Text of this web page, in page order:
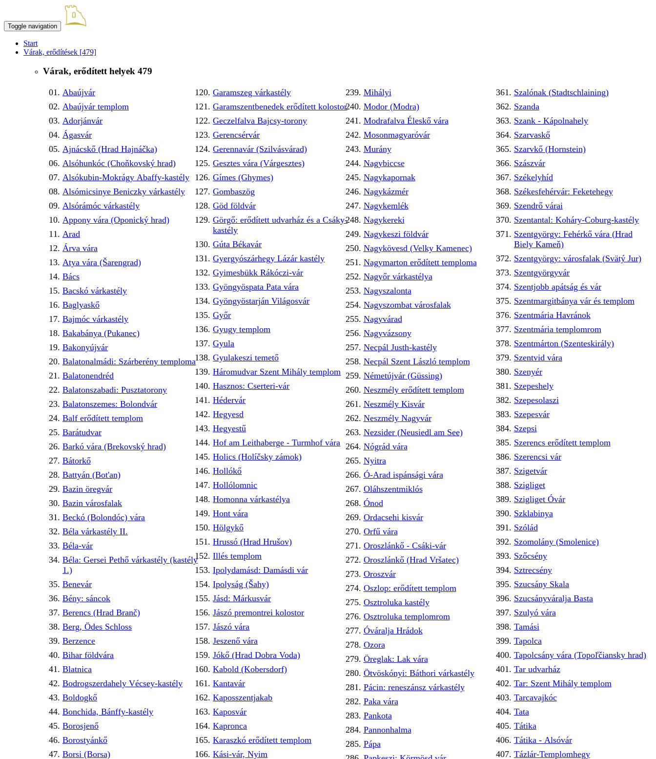
Toggle navigation
Start
Várak, erődítések [479]
Várak, erődített helyek 479
Abaújvár
Abaújvár templom
Adorjánvár
Ágasvár
Ajnácskő (Hrad Hajnáčka)
Alsóhunkóc (Choňkovský hrad)
Alsókubin-Mokrágy Abaffy-kastély
Alsómicsinye Beniczky várkastély
Alsórámóc várkastély
Appony vára (Oponický hrad)
Arad
Árva vára
Atya vára (Šarengrad)
Bács
Bacskó várkastély
Baglyaskő
Bajmóc várkastély
Bakabánya (Pukanec)
Bakonyújvár
Balatonalmádi: Szárberény temploma
Balatonendréd
Balatonszabadi: Pusztatorony
Balatonszemes: Bolondvár
Balf erődített templom
Barátudvar
Barkó vára (Brekovský hrad)
Bátorkő
Battyán (Bot'an)
Bazin öregvár
Bazin városfalak
Beckó (Bolondóc) vára
Béla várkastély II.
Béla-vár
Béla: Gersei Pethő várkastély (kastély
1.)
Benevár
Bény: sáncok
Berencs (Hrad Branč)
Berg, Ödes Schloss
Berzence
Bihar földvára
Blatnica
Bodrogszerdahely Vécsey-kastély
Boldogkő
Bonchida, Bánffy-kastély
Borosjenő
Borostyánkő
Borsi (Borsa)
Garamszeg várkastély
Garamszentbenedek erődített kolostor
Geczelfalva Bajcsy-torony
Gerencsérvár
Gerennavár (Szilvásvárad)
Gesztes vára (Várgesztes)
Gímes (Ghymes)
Gombaszög
Göd földvár
Görgő: erődített udvarház és a Csáky-
kastély
Gúta Békavár
Gyergyószárhegy Lázár kastély
Gyimesbükk Rákóczi-vár
Gyöngyöspata Pata vára
Gyöngyöstarján Világosvár
Győr
Gyugy templom
Gyula
Gyulakeszi temető
Háromudvar Szent Mihály templom
Hasznos: Cserteri-vár
Hédervár
Hegyesd
Hegyestű
Hof am Leithaberge - Turmhof vára
Holics (Holíčsky zámok)
Hollókő
Hollólomnic
Homonna várkastélya
Hont vára
Hölgykő
Hrussó (Hrad Hrušov)
Illés templom
Ipolydamásd: Damásdi vár
Ipolyság (Šahy)
Jásd: Márkusvár
Jászó premontrei kolostor
Jászó vára
Jeszenő vára
Jókő (Hrad Dobra Voda)
Kabold (Kobersdorf)
Kantavár
Kaposszentjakab
Kaposvár
Kapronca
Karaszkó erődített templom
Kási-vár, Nyim
Mihályi
Modor (Modra)
Modrafalva Éleskő vára
Mosonmagyaróvár
Murány
Nagybiccse
Nagykapornak
Nagykázmér
Nagykemlék
Nagykereki
Nagykeszi földvár
Nagykövesd (Velky Kamenec)
Nagymarton erődített temploma
Nagyőr várkastélya
Nagyszalonta
Nagyszombat városfalak
Nagyvárad
Nagyvázsony
Necpál Justh-kastély
Necpál Szent László templom
Németújvár (Güssing)
Neszmély erődített templom
Neszmély Kisvár
Neszmély Nagyvár
Nezsider (Neusiedl am See)
Nógrád vára
Nyitra
Ó-Arad ispánsági vára
Oláhszentmiklós
Ónod
Ordacsehi kisvár
Orfű vára
Oroszlánkő - Csáki-vár
Oroszlánkő (Hrad Vršatec)
Oroszvár
Oszlop: erődített templom
Osztroluka kastély
Osztroluka templomrom
Óváralja Hrádok
Ozora
Öreglak: Lak vára
Ötvöskónyi: Báthori várkastély
Pácin: reneszánsz várkastély
Paka vára
Pankota
Pannonhalma
Pápa
Szalónak (Stadtschlaining)
Szanda
Szank - Kápolnahely
Szarvaskő
Szarvkő (Hornstein)
Szászvár
Székelyhíd
Székesfehérvár: Feketehegy
Szendrő várai
Szentantal: Koháry-Coburg-kastély
Szentgyörgy: Fehérkő vára (Hrad
Biely Kameň)
Szentgyörgy: városfalak (Svätý Jur)
Szentgyörgyvár
Szentjobb apátság és vár
Szentmargitbánya vár és templom
Szentmária Havránok
Szentmária templomrom
Szentmárton (Szenteskirály)
Szentvid vára
Szenyér
Szepeshely
Szepesolaszi
Szepesvár
Szepsi
Szerencs erődített templom
Szerencsi vár
Szigetvár
Szigliget
Szigliget Óvár
Szklabinya
Szólád
Szomolány (Smolenice)
Szőcsény
Sztrecsény
Szucsány Skala
Szucsányváralja Basta
Szulyó vára
Tamási
Tapolca
Tapolcsány vára (Topoľčiansky hrad)
Tar udvarház
Tar: Szent Mihály templom
Tarcavajkóc
Tata
Tátika
Tátika - Alsóvár
Tázlár-Templomhegy